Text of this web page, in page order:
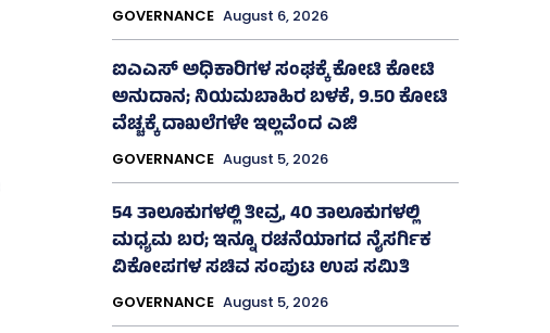
GOVERNANCE August 6, 2026
ಐಎಎಸ್‌ ಅಧಿಕಾರಿಗಳ ಸಂಘಕ್ಕೆ ಕೋಟಿ ಕೋಟಿ
ಅನುದಾನ; ನಿಯಮಬಾಹಿರ ಬಳಕೆ, 9.50 ಕೋಟಿ
ವೆಚ್ಚಕ್ಕೆ ದಾಖಲೆಗಳೇ ಇಲ್ಲವೆಂದ ಎಜಿ
GOVERNANCE August 5, 2026
54 ತಾಲೂಕುಗಳಲ್ಲಿ ತೀವ್ರ, 40 ತಾಲೂಕುಗಳಲ್ಲಿ
ಮಧ್ಯಮ ಬರ; ಇನ್ನೂ ರಚನೆಯಾಗದ ನೈಸರ್ಗಿಕ
ವಿಕೋಪಗಳ ಸಚಿವ ಸಂಪುಟ ಉಪ ಸಮಿತಿ
GOVERNANCE August 5, 2026